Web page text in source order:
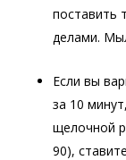
поставить
делами.
Если вы
за 10
щелочной
90),